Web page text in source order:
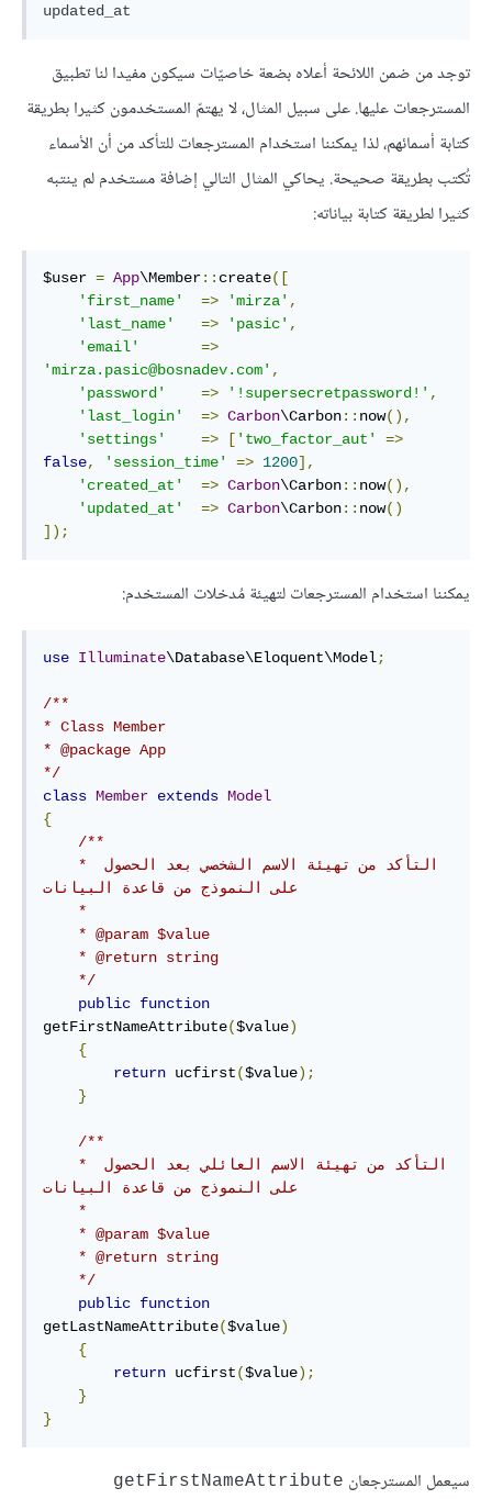
updated_at
توجد من ضمن اللائحة أعلاه بضعة خاصيّات سيكون مفيدا لنا تطبيق
المسترجعات عليها. على سبيل المثال، لا يهتمّ المستخدمون كثيرا بطريقة
كتابة أسمائهم، لذا يمكننا استخدام المسترجعات للتأكد من أن الأسماء
تُكتب بطريقة صحيحة. يحاكي المثال التالي إضافة مستخدم لم ينتبه
كثيرا لطريقة كتابة بياناته:
$user = App\Member:: create([
'first_name'
=> 'mirza' ,
'last_name'
=> 'pasic' ,
'email'
=>
'mirza.pasic@bosnadev.com' ,
'password'
=> '!supersecretpassword!' ,
'last_login'
=> Carbon\Carbon:: now(),
'settings'
=> [ 'two_factor_aut'
=>
false, 'session_time' => 1200],
'created_at'
=> Carbon\Carbon:: now(),
'updated_at'
=> Carbon\Carbon:: now()
]);
يمكننا استخدام المسترجعات لتهيئة مُدخلات المستخدم:
use Illuminate\Database\Eloquent\Model;
/**
* Class Member
* @package App
*/
class Member extends Model
{
/**
على النموذج من قاعدة البيانات
    */
public function
getFirstNameAttribute($value)
{
return ucfirst($value);
}
/**
على النموذج من قاعدة البيانات
    */
public function
getLastNameAttribute($value)
{
return ucfirst($value);
}
}
سيعمل المسترجعان getFirstNameAttribute